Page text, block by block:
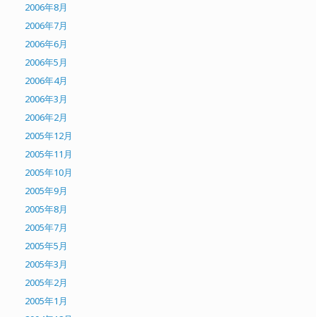
2006年8月
2006年7月
2006年6月
2006年5月
2006年4月
2006年3月
2006年2月
2005年12月
2005年11月
2005年10月
2005年9月
2005年8月
2005年7月
2005年5月
2005年3月
2005年2月
2005年1月